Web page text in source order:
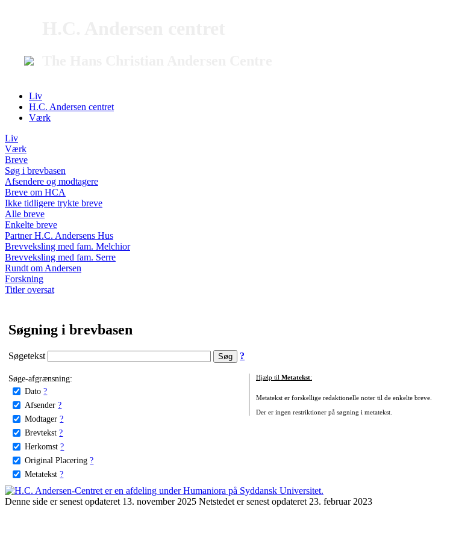
Liv
H.C. Andersen centret
Værk
Liv
Værk
Breve
Søg i brevbasen
Afsendere og modtagere
Breve om HCA
Ikke tidligere trykte breve
Alle breve
Enkelte breve
Partner H.C. Andersens Hus
Brevveksling med fam. Melchior
Brevveksling med fam. Serre
Rundt om Andersen
Forskning
Titler oversat
Søgning i brevbasen
Søgetekst ?
Søge-afgrænsning:
Dato ?
Afsender ?
Modtager ?
Brevtekst ?
Herkomst ?
Original Placering ?
Metatekst ?
Hjælp til Metatekst:
Metatekst er forskellige redaktionelle noter til de enkelte breve.
Der er ingen restriktioner på søgning i metatekst.
Denne side er senest opdateret 13. november 2025 Netstedet er senest opdateret 23. februar 2023